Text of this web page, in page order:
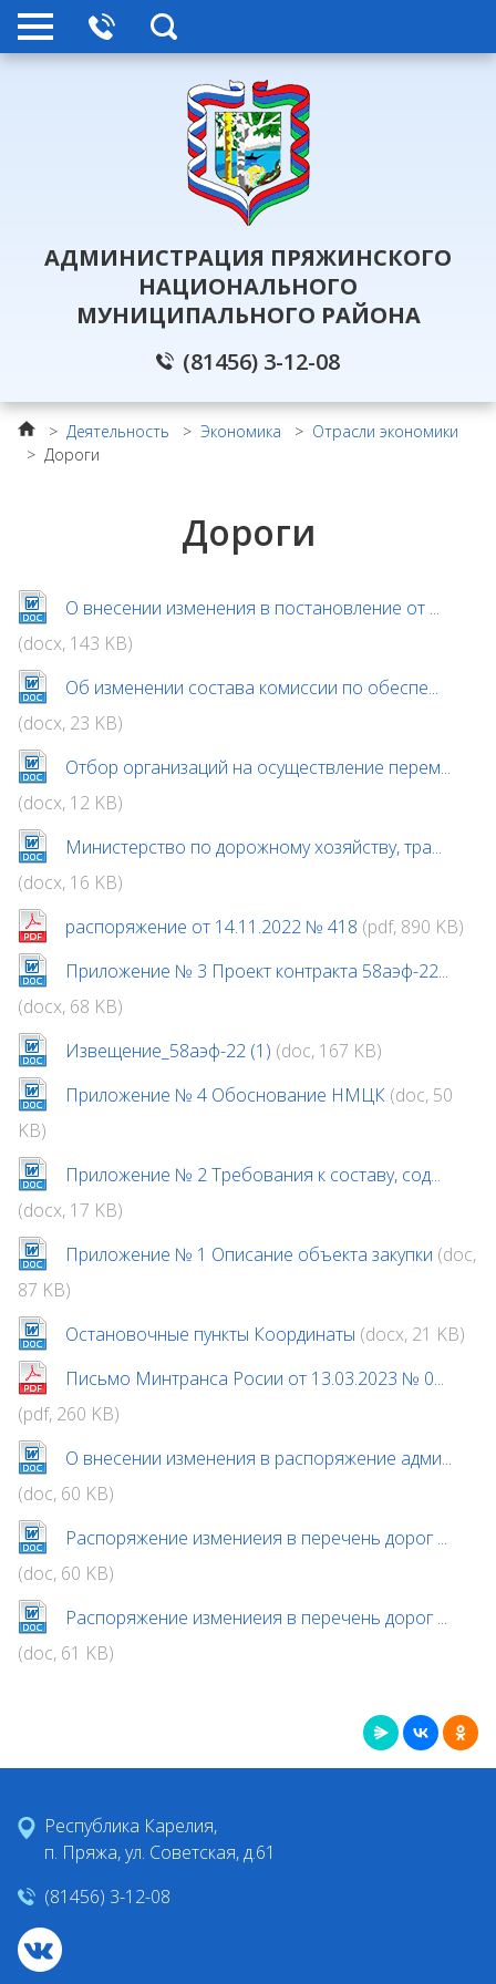
АДМИНИСТРАЦИЯ ПРЯЖИНСКОГО
НАЦИОНАЛЬНОГО
МУНИЦИПАЛЬНОГО РАЙОНА
(81456) 3-12-08
> Деятельность > Экономика > Отрасли экономики
> Дороги
Дороги
О внесении изменения в постановление от ...
(docx, 143 KB)
Об изменении состава комиссии по обеспе...
(docx, 23 KB)
Отбор организаций на осуществление перем...
(docx, 12 KB)
Министерство по дорожному хозяйству, тра...
(docx, 16 KB)
распоряжение от 14.11.2022 № 418 (pdf, 890 KB)
Приложение № 3 Проект контракта 58аэф-22...
(docx, 68 KB)
Извещение_58аэф-22 (1) (doc, 167 KB)
Приложение № 4 Обоснование НМЦК (doc, 50
KB)
Приложение № 2 Требования к составу, сод...
(docx, 17 KB)
Приложение № 1 Описание объекта закупки (doc,
87 KB)
Остановочные пункты Координаты (docx, 21 KB)
Письмо Минтранса Росии от 13.03.2023 № 0...
(pdf, 260 KB)
О внесении изменения в распоряжение адми...
(doc, 60 KB)
Распоряжение измениеия в перечень дорог ...
(doc, 60 KB)
Распоряжение измениеия в перечень дорог ...
(doc, 61 KB)
Республика Карелия,
п. Пряжа, ул. Советская, д.61
(81456) 3-12-08